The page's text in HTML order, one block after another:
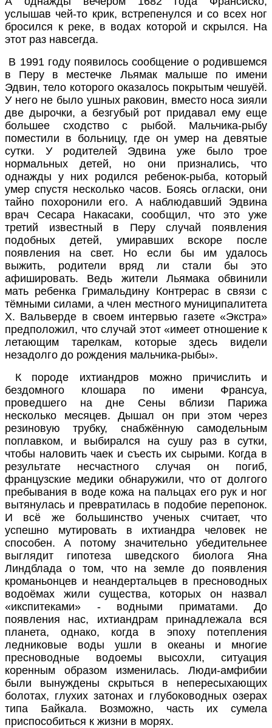
услышав чей-то крик, встрепенулся и со всех ног
бросился к реке, в водах которой и скрылся. На
этот раз навсегда.
В 1991 году появилось сообщение о родившемся
в Перу в местечке Льямак малыше по имени
Эдвин, тело которого оказалось покрытым чешуёй.
У него не было ушных раковин, вместо носа зияли
две дырочки, а безгубый рот придавал ему еще
большее сходство с рыбой.
Мальчика-рыбу
поместили в больницу, где он умер на девятые
сутки. У родителей Эдвина уже было трое
нормальных детей, но они признались, что
однажды у них родился ребенок-рыба, который
умер спустя несколько часов. Боясь огласки, они
тайно похоронили его. А наблюдавший Эдвина
врач Сесара Накасаки, сообщил, что это уже
третий известный в Перу случай появления
подобных детей, умиравших вскоре после
появления на свет. Но если бы им удалось
выжить, родители вряд ли стали бы это
афишировать. Ведь жители Льямака обвинили
мать ребенка Гримальдину Контрерас в связи с
тёмными силами, а член местного муниципалитета
X. Вальверде в своем интервью газете «Экстра»
предположил, что случай этот «имеет отношение к
летающим тарелкам, которые здесь видели
незадолго до рождения мальчика-рыбы».
К породе ихтиандров можно причислить и
бездомного клошара по имени Франсуа,
проведшего на дне Сены вблизи Парижа
несколько месяцев.
Дышал он при этом через
резиновую трубку, снабжённую самодельным
поплавком, и выбирался на сушу раз в сутки,
чтобы наловить чаек и съесть их сырыми. Когда в
результате несчастного случая он погиб,
французские медики обнаружили, что от долгого
пребывания в воде кожа на пальцах его рук и ног
вытянулась и превратилась в подобие перепонок.
И всё же большинство ученых считает, что
успешно мутировать в ихтиандра человек не
способен. А потому значительно убедительнее
выглядит гипотеза шведского биолога Яна
Линдблада о том, что на земле до появления
кроманьонцев и неандертальцев в пресноводных
водоёмах жили существа, которых он назвал
«икспитеками» - водными приматами. До
появления нас, ихтиандрам принадлежала вся
планета, однако, когда в эпоху потепления
ледниковые воды ушли в океаны и многие
пресноводные водоемы высохли, ситуация
коренным образом изменилась. Люди-амфибии
были вынуждены скрыться в непересыхающих
болотах, глухих затонах и глубоководных озерах
типа Байкала. Возможно, часть их сумела
приспособиться к жизни в морях.